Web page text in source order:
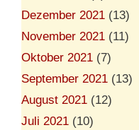
Dezember 2021 (13)
November 2021 (11)
Oktober 2021 (7)
September 2021 (13)
August 2021 (12)
Juli 2021 (10)